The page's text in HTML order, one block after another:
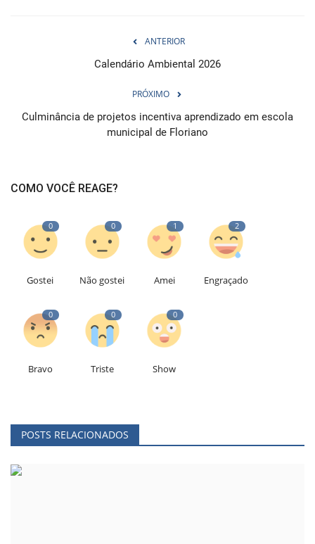
ANTERIOR
Calendário Ambiental 2026
PRÓXIMO
Culminância de projetos incentiva aprendizado em escola
municipal de Floriano
COMO VOCÊ REAGE?
0
Gostei
0
Não gostei
1
Amei
2
Engraçado
0
Bravo
0
Triste
0
Show
POSTS RELACIONADOS